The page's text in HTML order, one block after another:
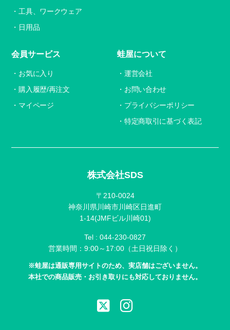
株式会社SDS
〒210-0024
神奈川県川崎市川崎区日進町
1-14(JMFビル川崎01)
Tel : 044-230-0827
営業時間：9:00～17:00（土日祝日除く）
※蛙屋は通販専用サイトのため、実店舗はございません。
本社での商品販売・お引き取りにも対応しておりません。
工具、ワークウェア
日用品
会員サービス
お気に入り
購入履歴/再注文
マイページ
蛙屋について
運営会社
お問い合わせ
プライバシーポリシー
特定商取引に基づく表記